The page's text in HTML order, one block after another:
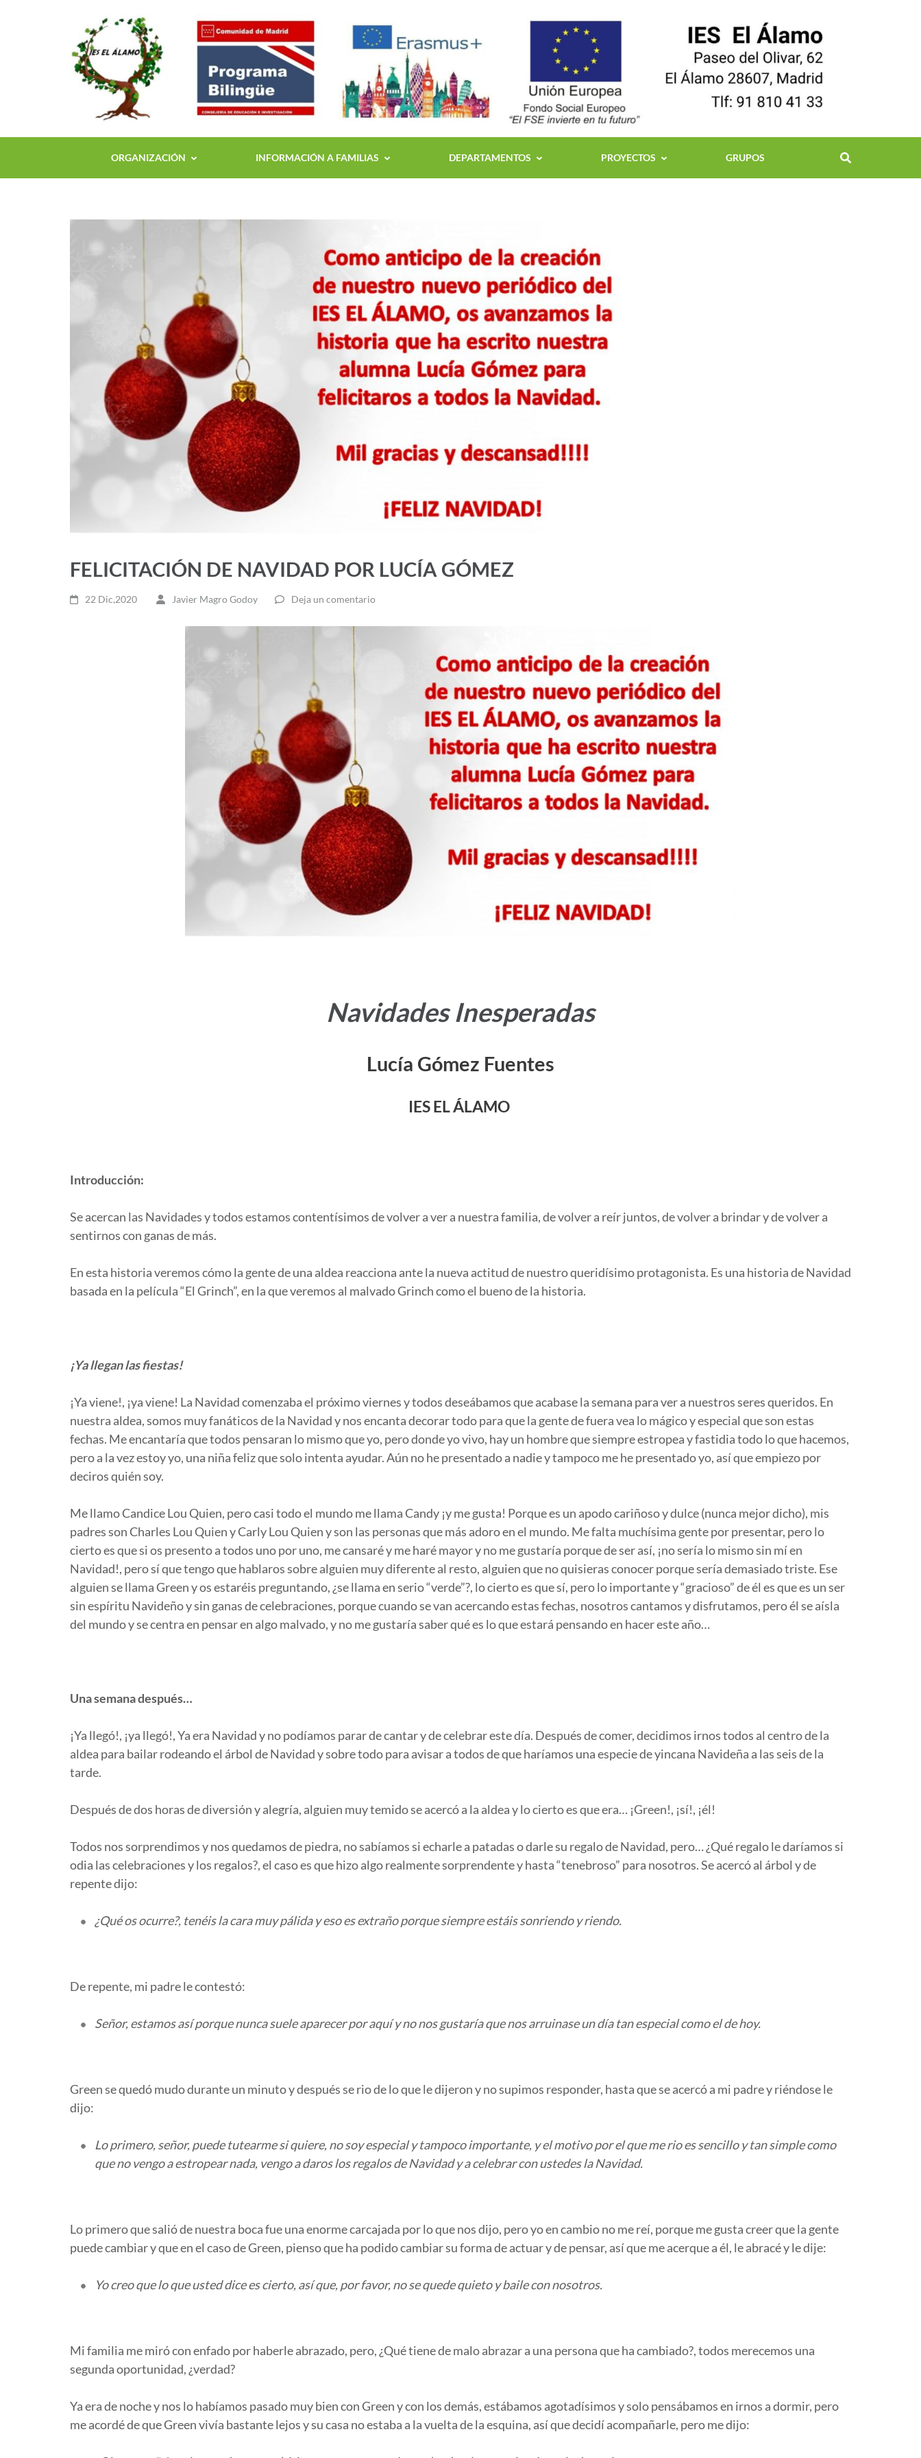
ORGANIZACIÓN INFORMACIÓN A FAMILIAS DEPARTAMENTOS PROYECTOS GRUPOS
FELICITACIÓN DE NAVIDAD POR LUCÍA GÓMEZ
22 Dic,2020 Javier Magro Godoy Deja un comentario
Navidades Inesperadas
Lucía Gómez Fuentes
IES EL ÁLAMO
Introducción:
Se acercan las Navidades y todos estamos contentísimos de volver a ver a nuestra familia, de volver a reír juntos, de volver a brindar y de volver a
sentirnos con ganas de más.
En esta historia veremos cómo la gente de una aldea reacciona ante la nueva actitud de nuestro queridísimo protagonista. Es una historia de Navidad
basada en la película “El Grinch”, en la que veremos al malvado Grinch como el bueno de la historia.
¡Ya llegan las fiestas!
¡Ya viene!, ¡ya viene! La Navidad comenzaba el próximo viernes y todos deseábamos que acabase la semana para ver a nuestros seres queridos. En
nuestra aldea, somos muy fanáticos de la Navidad y nos encanta decorar todo para que la gente de fuera vea lo mágico y especial que son estas
fechas. Me encantaría que todos pensaran lo mismo que yo, pero donde yo vivo, hay un hombre que siempre estropea y fastidia todo lo que hacemos,
pero a la vez estoy yo, una niña feliz que solo intenta ayudar. Aún no he presentado a nadie y tampoco me he presentado yo, así que empiezo por
deciros quién soy.
Me llamo Candice Lou Quien, pero casi todo el mundo me llama Candy ¡y me gusta! Porque es un apodo cariñoso y dulce (nunca mejor dicho), mis
padres son Charles Lou Quien y Carly Lou Quien y son las personas que más adoro en el mundo. Me falta muchísima gente por presentar, pero lo
cierto es que si os presento a todos uno por uno, me cansaré y me haré mayor y no me gustaría porque de ser así, ¡no sería lo mismo sin mí en
Navidad!, pero sí que tengo que hablaros sobre alguien muy diferente al resto, alguien que no quisieras conocer porque sería demasiado triste. Ese
alguien se llama Green y os estaréis preguntando, ¿se llama en serio “verde”?, lo cierto es que sí, pero lo importante y “gracioso” de él es que es un ser
sin espíritu Navideño y sin ganas de celebraciones, porque cuando se van acercando estas fechas, nosotros cantamos y disfrutamos, pero él se aísla
del mundo y se centra en pensar en algo malvado, y no me gustaría saber qué es lo que estará pensando en hacer este año…
Una semana después…
¡Ya llegó!, ¡ya llegó!, Ya era Navidad y no podíamos parar de cantar y de celebrar este día. Después de comer, decidimos irnos todos al centro de la
aldea para bailar rodeando el árbol de Navidad y sobre todo para avisar a todos de que haríamos una especie de yincana Navideña a las seis de la
tarde.
Después de dos horas de diversión y alegría, alguien muy temido se acercó a la aldea y lo cierto es que era… ¡Green!, ¡sí!, ¡él!
Todos nos sorprendimos y nos quedamos de piedra, no sabíamos si echarle a patadas o darle su regalo de Navidad, pero… ¿Qué regalo le daríamos si
odia las celebraciones y los regalos?, el caso es que hizo algo realmente sorprendente y hasta “tenebroso” para nosotros. Se acercó al árbol y de
repente dijo:
¿Qué os ocurre?, tenéis la cara muy pálida y eso es extraño porque siempre estáis sonriendo y riendo.
De repente, mi padre le contestó:
Señor, estamos así porque nunca suele aparecer por aquí y no nos gustaría que nos arruinase un día tan especial como el de hoy.
Green se quedó mudo durante un minuto y después se rio de lo que le dijeron y no supimos responder, hasta que se acercó a mi padre y riéndose le
dijo:
Lo primero, señor, puede tutearme si quiere, no soy especial y tampoco importante, y el motivo por el que me rio es sencillo y tan simple como
que no vengo a estropear nada, vengo a daros los regalos de Navidad y a celebrar con ustedes la Navidad.
Lo primero que salió de nuestra boca fue una enorme carcajada por lo que nos dijo, pero yo en cambio no me reí, porque me gusta creer que la gente
puede cambiar y que en el caso de Green, pienso que ha podido cambiar su forma de actuar y de pensar, así que me acerque a él, le abracé y le dije:
Yo creo que lo que usted dice es cierto, así que, por favor, no se quede quieto y baile con nosotros.
Mi familia me miró con enfado por haberle abrazado, pero, ¿Qué tiene de malo abrazar a una persona que ha cambiado?, todos merecemos una
segunda oportunidad, ¿verdad?
Ya era de noche y nos lo habíamos pasado muy bien con Green y con los demás, estábamos agotadísimos y solo pensábamos en irnos a dormir, pero
me acordé de que Green vivía bastante lejos y su casa no estaba a la vuelta de la esquina, así que decidí acompañarle, pero me dijo: